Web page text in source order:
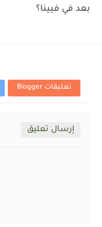
بعد في فيينا؟
تعليقات Blogger
إرسال تعليق